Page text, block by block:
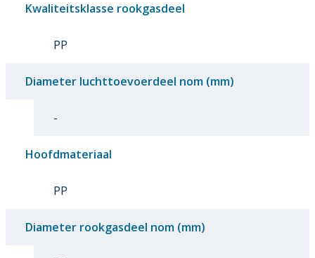
Kwaliteitsklasse rookgasdeel
PP
Diameter luchttoevoerdeel nom (mm)
-
Hoofdmateriaal
PP
Diameter rookgasdeel nom (mm)